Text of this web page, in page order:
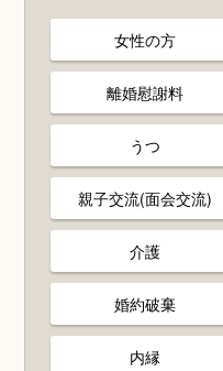
女性の方
離婚慰謝料
うつ
親子交流(面会交流)
介護
婚約破棄
内縁